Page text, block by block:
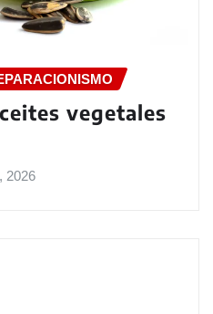
vegetales
2026